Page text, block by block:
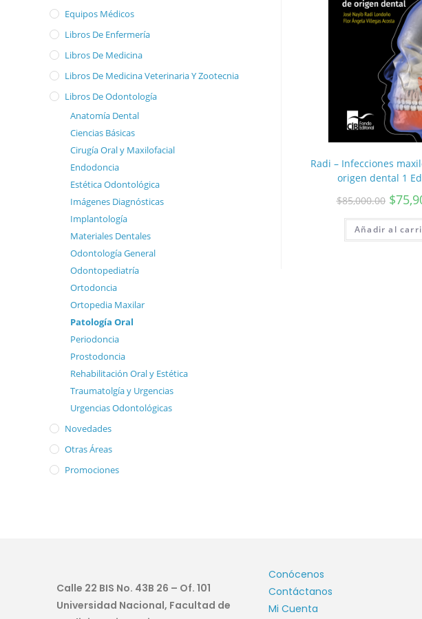
Radi – Infecciones
origen dental 1
$85,000.00 $
Añadir al
Equipos Médicos
Libros De Enfermería
Libros De Medicina
Libros De Medicina Veterinaria Y Zootecnia
Libros De Odontología
Anatomía Dental
Ciencias Básicas
Cirugía Oral y Maxilofacial
Endodoncia
Estética Odontológica
Imágenes Diagnósticas
Implantología
Materiales Dentales
Odontología General
Odontopediatría
Ortodoncia
Ortopedia Maxilar
Patología Oral
Periodoncia
Prostodoncia
Rehabilitación Oral y Estética
Traumatolgía y Urgencias
Urgencias Odontológicas
Novedades
Otras Áreas
Promociones
Calle 22 BIS No. 43B 26 – Of. 101
Universidad Nacional, Facultad de
Conócenos
Contáctanos
Mi Cuenta